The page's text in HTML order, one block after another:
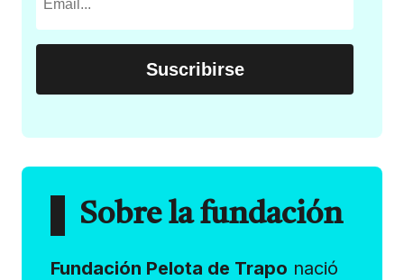
Sobre la fundación
Fundación Pelota de Trapo nació